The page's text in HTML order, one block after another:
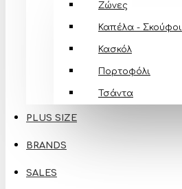
Ζώνες
Καπέλα - Σκούφοι
Κασκόλ
Πορτοφόλι
Τσάντα
PLUS SIZE
BRANDS
SALES